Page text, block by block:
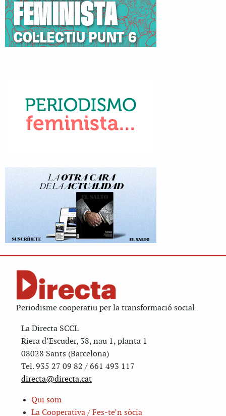
Periodisme cooperatiu per la transformació social
La Directa SCCL
Riera d’Escuder, 38, nau 1, planta 1
08028 Sants (Barcelona)
Tel. 935 27 09 82 / 661 493 117
directa@directa.cat
Qui som
La Cooperativa / Fes-te’n sòcia